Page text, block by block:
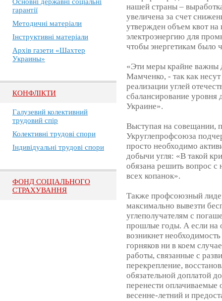
гарантії
Методичні матеріали
Інструктивні матеріали
Архів газети «Шахтер
Украины»
КОНФЛІКТИ
Галузевий колективний
трудовий спір
Колективні трудові спори
Індивідуальні трудові спори
ФОНД СОЦІАЛЬНОГО
СТРАХУВАННЯ
нашей страны –
увеличена за счет
утвержден объем квот
электроэнергию для
чтобы энергетикам было
«Эти меры крайне важны
Мамченко, - так как
реализации углей
сбалансирование уровня
Украине».
Выступая на совещании,
Укруглепрофсоюза
просто необходимо
добычи угля: «В такой
обязана решить вопрос с
всех копанок».
Также профсоюзный
максимально вывезти
углеполучателям с
прошлые годы. А если на
возникнет
горняков ни в коем
работы, связанные с
перекрепление,
обязательной доплатой
перенести оплачиваемые
весенне-летний и